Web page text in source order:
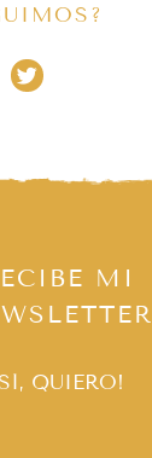
MI
QUIERO!